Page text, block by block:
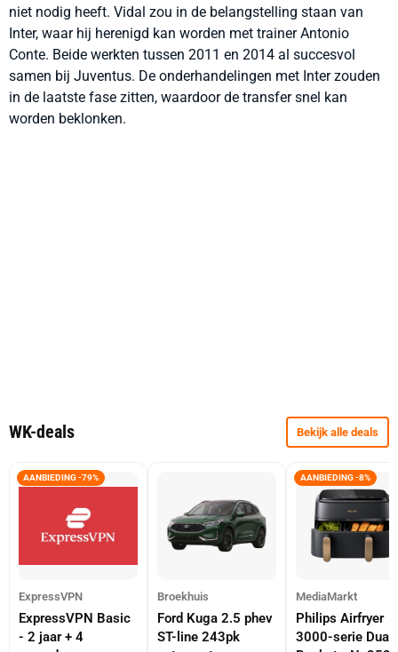
niet nodig heeft. Vidal zou in de belangstelling staan van
Inter, waar hij herenigd kan worden met trainer Antonio
Conte. Beide werkten tussen 2011 en 2014 al succesvol
samen bij Juventus. De onderhandelingen met Inter zouden
in de laatste fase zitten, waardoor de transfer snel kan
worden beklonken.
WK-deals Bekijk alle deals
AANBIEDING -79%
ExpressVPN
ExpressVPN Basic
- 2 jaar + 4
Broekhuis
Ford Kuga 2.5 phev
ST-line 243pk
AANBIEDING -8%
MediaMarkt
Philips Airfryer
3000-serie Dual